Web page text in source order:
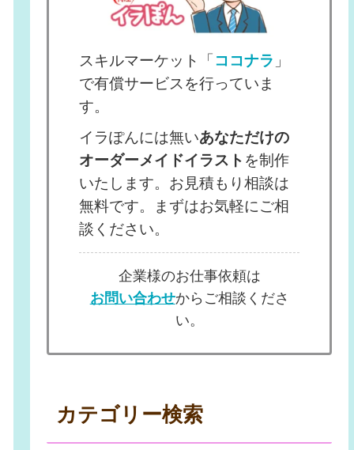
スキルマーケット「 ココナラ 」
で有償サービスを行っていま
す。
イラぽんには無いあなただけの
オーダーメイドイラスト を制作
いたします。お見積もり相談は
無料です。まずはお気軽にご相
談ください。
企業様のお仕事依頼は
お問い合わせからご相談くださ
い。
カテゴリー検索